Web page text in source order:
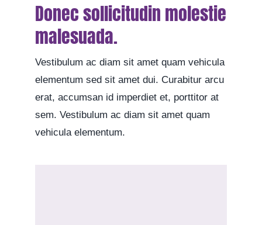
Donec sollicitudin molestie
malesuada.
Vestibulum ac diam sit amet quam vehicula
elementum sed sit amet dui. Curabitur arcu
erat, accumsan id imperdiet et, porttitor at
sem. Vestibulum ac diam sit amet quam
vehicula elementum.